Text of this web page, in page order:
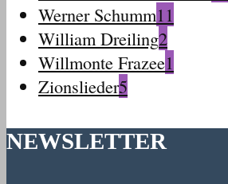
Werner Schumm11
William Dreiling2
Willmonte Frazee1
Zionslieder5
NEWSLETTER